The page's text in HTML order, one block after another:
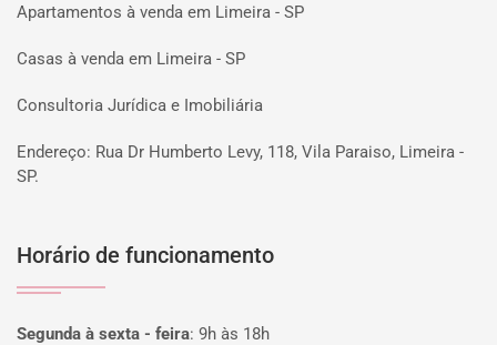
Apartamentos à venda em Limeira - SP
Casas à venda em Limeira - SP
Consultoria Jurídica e Imobiliária
Endereço: Rua Dr Humberto Levy, 118, Vila Paraiso, Limeira -
SP.
Horário de funcionamento
Segunda à sexta - feira: 9h às 18h